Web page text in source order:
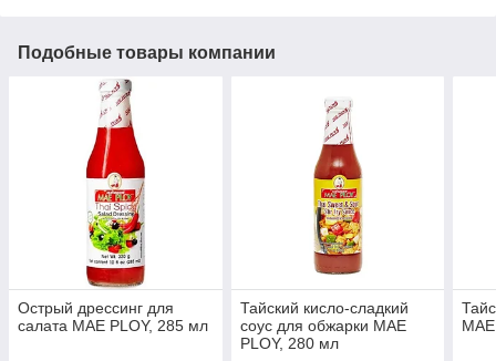
Подобные товары компании
Острый дрессинг для
салата MAE PLOY, 285 мл
Тайский кисло-сладкий
соус для обжарки MAE
PLOY, 280 мл